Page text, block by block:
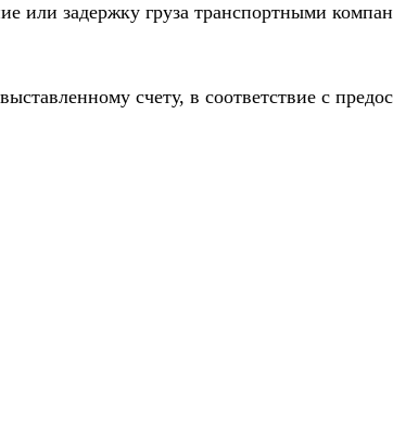
или задержку груза транспортными
счету, в соответствие с